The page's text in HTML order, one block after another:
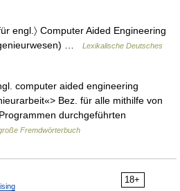
engl.〉 Computer Aided Engineering
…
Lexikalische Deutsches
computer aided engineering
Bez. für alle mithilfe von
durchgeführten
Fremdwörterbuch
18+